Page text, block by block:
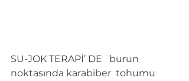
SU-JOK TERAPİ’ DE   burun
noktasında karabiber  tohumu